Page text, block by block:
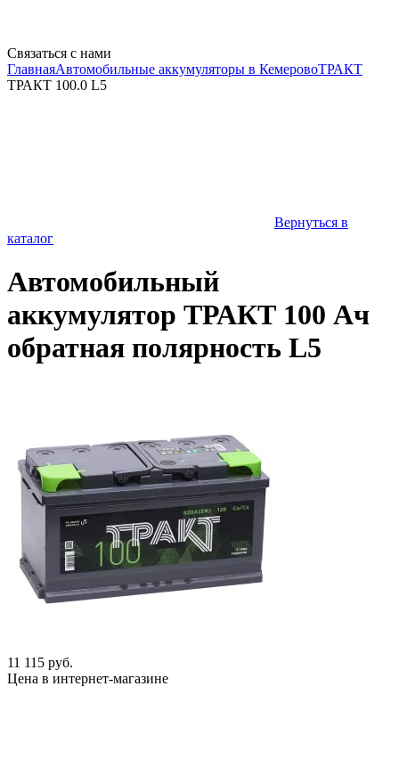
Связаться с нами
ГлавнаяАвтомобильные аккумуляторы в КемеровоТРАКТ
ТРАКТ 100.0 L5
Вернуться в
каталог
Автомобильный
аккумулятор ТРАКТ 100 Ач
обратная полярность L5
11 115 руб.
Цена в интернет-магазине